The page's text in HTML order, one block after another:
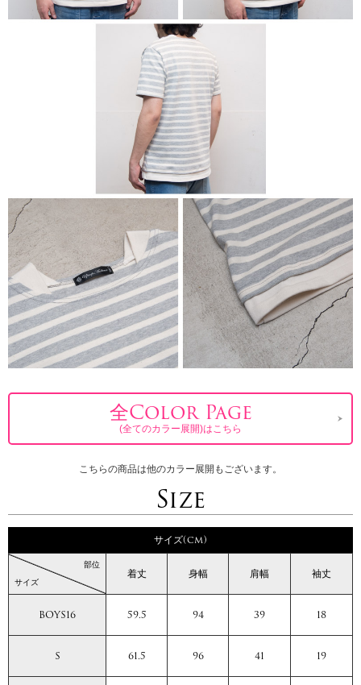
全Color Page
(全てのカラー展開)はこちら
こちらの商品は他のカラー展開もございます。
Size
サイズ(cm)
サイズ
部位
着丈 身幅 肩幅 袖丈
BOYS16 59.5 94 39 18
S 61.5 96 41 19